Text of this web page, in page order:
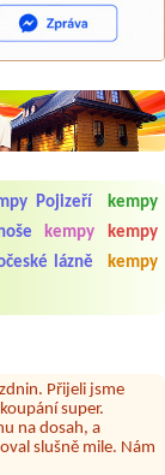
Pojizeří
kempy
kempy
kempy
lázně
kempy
takový je pěkný.
i utěrky, což při
je obchod a
zklamalo byl
ostatních
z každého koutu
Přijeli jsme
super.
na dosah, a
slušně mile. Nám